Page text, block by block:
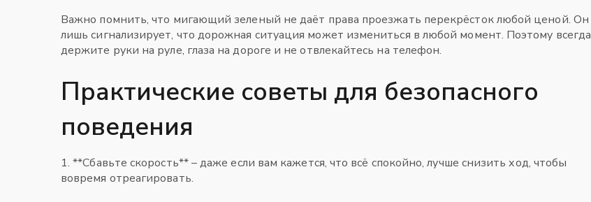
Важно помнить, что мигающий зеленый не даёт права проезжать перекрёсток любой ценой. Он
лишь сигнализирует, что дорожная ситуация может измениться в любой момент. Поэтому всегда
держите руки на руле, глаза на дороге и не отвлекайтесь на телефон.
Практические советы для безопасного
поведения
1. **Сбавьте скорость** – даже если вам кажется, что всё спокойно, лучше снизить ход, чтобы
вовремя отреагировать.